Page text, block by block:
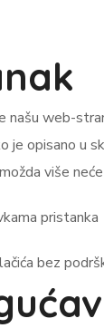
web-
je opisano u
više
pristanka
bez